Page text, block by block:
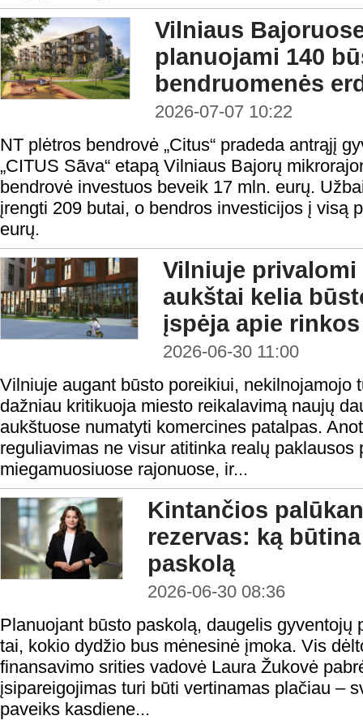
Vilniaus
planuojami 140
bendruomenės
2026-07-07 10:22
NT plėtros bendrovė „Citus“ pradeda antrąjį
„CITUS Sãva“ etapą Vilniaus Bajorų
bendrovė investuos beveik 17 mln. eurų.
įrengti 209 butai, o bendros investicijos į visą
eurų.
Vilniuje
aukštai kelia
įspėja apie
2026-06-30 11:00
Vilniuje augant būsto poreikiui, nekilnojamojo
dažniau kritikuoja miesto reikalavimą naujų
aukštuose numatyti komercines patalpas.
reguliavimas ne visur atitinka realų paklausos
miegamuosiuose rajonuose, ir...
Kintančios
rezervas: ką
paskolą
2026-06-30 08:36
Planuojant būsto paskolą, daugelis gyventojų
tai, kokio dydžio bus mėnesinė įmoka. Vis
finansavimo srities vadovė Laura Žukovė
įsipareigojimas turi būti vertinamas plačiau –
paveiks kasdiene...